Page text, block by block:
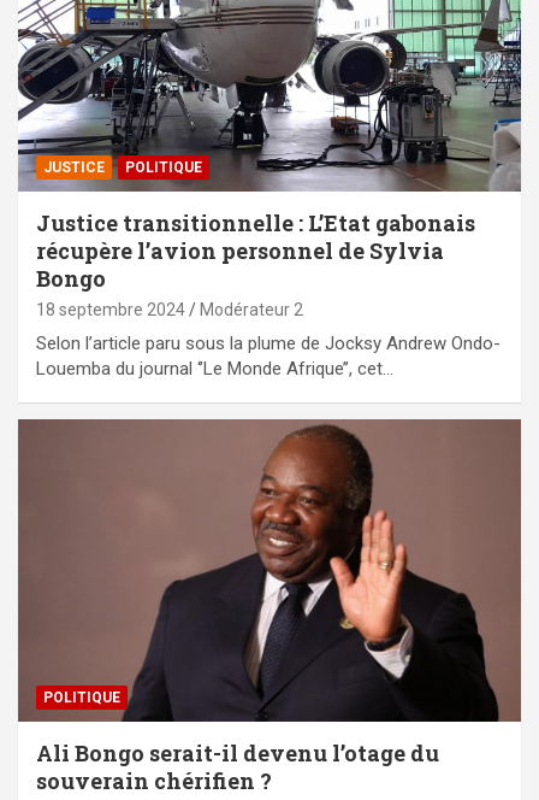
JUSTICE POLITIQUE
Justice transitionnelle : L’Etat gabonais
récupère l’avion personnel de Sylvia
Bongo
18 septembre 2024 Modérateur 2
Selon l’article paru sous la plume de Jocksy Andrew Ondo-
Louemba du journal ‘’Le Monde Afrique’’, cet…
POLITIQUE
Ali Bongo serait-il devenu l’otage du
souverain chérifien ?